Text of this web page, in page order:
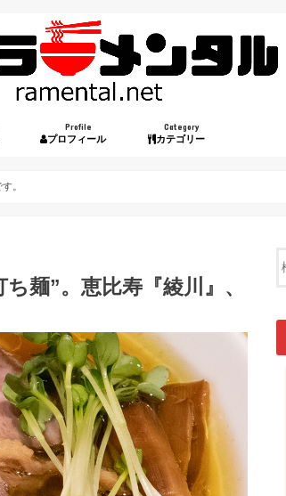
Profile
プロフィール
Category
カテゴリー
。
麺”。恵比寿『綾川』、